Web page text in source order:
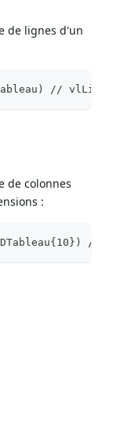
de lignes d'un
//
de colonnes
:
//